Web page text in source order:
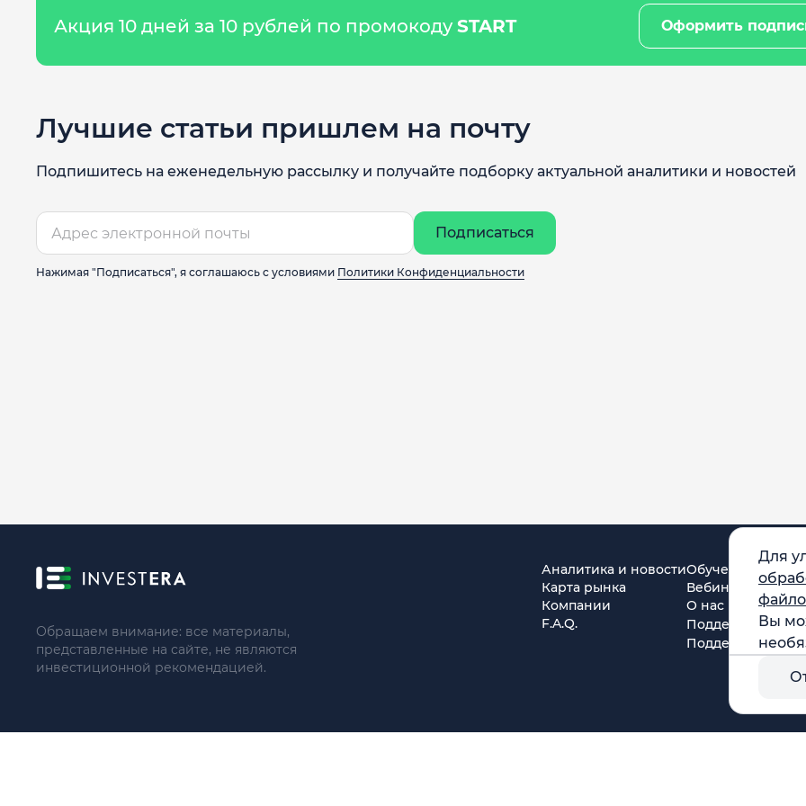
Для
Вы
Акция 10 дней за 10 рублей по промокодуSTART Оформить
Лучшие статьи пришлем на почту
Подпишитесь на еженедельную рассылку и получайте подборку актуальной аналитики и новостей
Подписаться
Нажимая "Подписаться", я соглашаюсь с условиями Политики Конфиденциальности
Обращаем внимание: все материалы,
представленные на сайте, не являются
инвестиционной рекомендацией.
Аналитика и новости
Карта рынка
Компании
F.A.Q.
Обучение
Вебинары
О нас
Поддержка в
Поддержка в